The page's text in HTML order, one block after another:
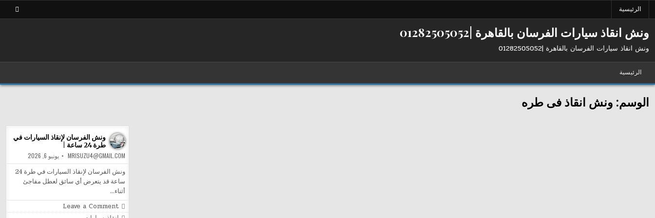
الرئيسية
ونش انقاذ سيارات الفرسان بالقاهرة |01282505052
ونش انقاذ سيارات الفرسان بالقاهرة |01282505052
الرئيسية
الوسم: ونش انقاذ فى طره
ونش الفرسان لإنقاذ السيارات في
طرة 24 ساعة |
MRISUZU4@GMAIL.COM يونيو 6, 2026
ونش الفرسان لإنقاذ السيارات في طرة 24
ساعة قد يتعرض أي سائق لعطل مفاجئ
أثناء…
Leave a Comment
on
ونش